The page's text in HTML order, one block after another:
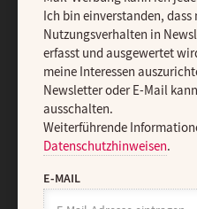
AGB und Widerrufsbelehrung
Vertrag widerrufen
Ich bin einverstanden, dass
Nutzungsverhalten in
erfasst und ausgewertet
meine Interessen
Newsletter oder E-Mail
ausschalten.
Weiterführende
Datenschutzhinweisen.
E-MAIL